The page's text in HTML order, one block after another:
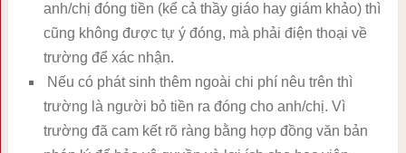
anh/chị đóng tiền (kể cả thầy giáo hay giám khảo) thì
cũng không được tự ý đóng, mà phải điện thoại về
trường để xác nhận.
Nếu có phát sinh thêm ngoài chi phí nêu trên thì
trường là người bỏ tiền ra đóng cho anh/chị. Vì
trường đã cam kết rõ ràng bằng hợp đồng văn bản